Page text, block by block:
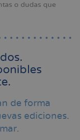
o dudas que
de forma
ediciones.